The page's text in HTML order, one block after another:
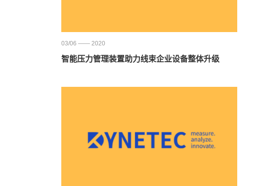
03/06 —— 2020
智能压力管理装置助力线束企业设备整体升级